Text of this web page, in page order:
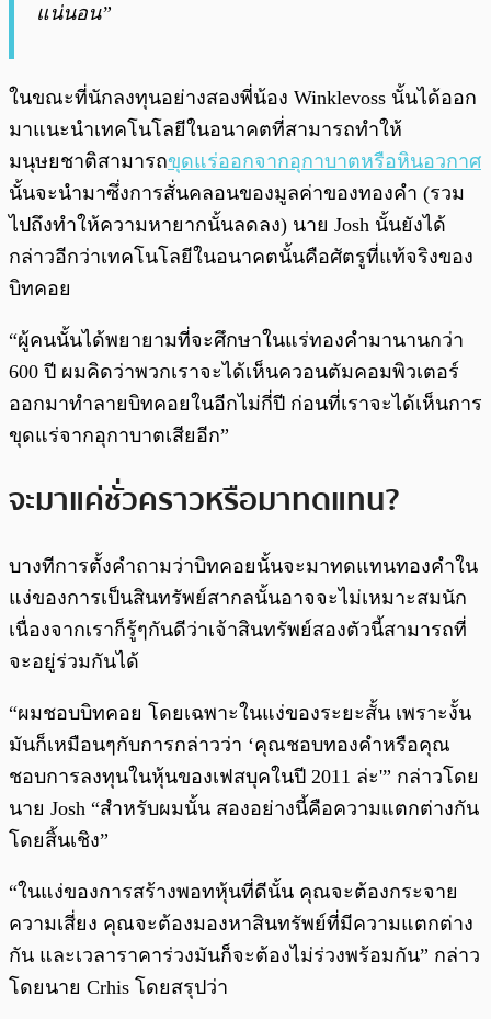
แน่นอน”
ในขณะที่นักลงทุนอย่างสองพี่น้อง Winklevoss นั้นได้ออก
มาแนะนำเทคโนโลยีในอนาคตที่สามารถทำให้
มนุษยชาติสามารถขุดแร่ออกจากอุกาบาตหรือหินอวกาศ
นั้นจะนำมาซึ่งการสั่นคลอนของมูลค่าของทองคำ (รวม
ไปถึงทำให้ความหายากนั้นลดลง) นาย Josh นั้นยังได้
กล่าวอีกว่าเทคโนโลยีในอนาคตนั้นคือศัตรูที่แท้จริงของ
บิทคอย
“ผู้คนนั้นได้พยายามที่จะศึกษาในแร่ทองคำมานานกว่า
600 ปี ผมคิดว่าพวกเราจะได้เห็นควอนตัมคอมพิวเตอร์
ออกมาทำลายบิทคอยในอีกไม่กี่ปี ก่อนที่เราจะได้เห็นการ
ขุดแร่จากอุกาบาตเสียอีก”
จะมาแค่ชั่วคราวหรือมาทดแทน?
บางทีการตั้งคำถามว่าบิทคอยนั้นจะมาทดแทนทองคำใน
แง่ของการเป็นสินทรัพย์สากลนั้นอาจจะไม่เหมาะสมนัก
เนื่องจากเราก็รู้ๆกันดีว่าเจ้าสินทรัพย์สองตัวนี้สามารถที่
จะอยู่ร่วมกันได้
“ผมชอบบิทคอย โดยเฉพาะในแง่ของระยะสั้น เพราะงั้น
มันก็เหมือนๆกับการกล่าวว่า ‘คุณชอบทองคำหรือคุณ
ชอบการลงทุนในหุ้นของเฟสบุคในปี 2011 ล่ะ'” กล่าวโดย
นาย Josh “สำหรับผมนั้น สองอย่างนี้คือความแตกต่างกัน
โดยสิ้นเชิง”
“ในแง่ของการสร้างพอทหุ้นที่ดีนั้น คุณจะต้องกระจาย
ความเสี่ยง คุณจะต้องมองหาสินทรัพย์ที่มีความแตกต่าง
กัน และเวลาราคาร่วงมันก็จะต้องไม่ร่วงพร้อมกัน” กล่าว
โดยนาย Crhis โดยสรุปว่า